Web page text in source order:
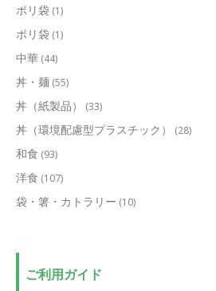
ポリ袋 (1)
ポリ袋 (1)
中華 (44)
丼・麺 (55)
丼（紙製品） (33)
丼（環境配慮型プラスチック） (28)
和食 (93)
洋食 (107)
袋・箸・カトラリー (10)
ご利用ガイド